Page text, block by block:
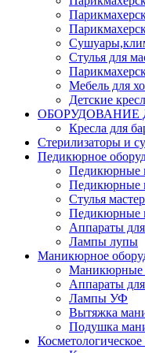
Стулья для
Мебель для
Детские
ОБОРУДОВАНИЕ
Кресла для
Стерилизаторы и
Педикюрное
Педикюрные
Педикюрные
Стулья
Педикюрные
Аппараты
Лампы лупы
Маникюрное
Маникюрные
Аппараты
Лампы УФ
Вытяжка
Подушка